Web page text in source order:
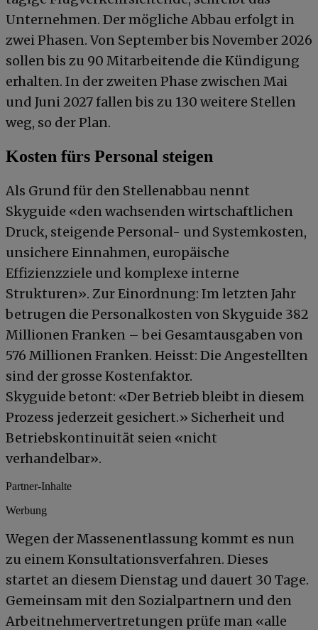
Unternehmen. Der mögliche Abbau erfolgt in
zwei Phasen. Von September bis November 2026
sollen bis zu 90 Mitarbeitende die Kündigung
erhalten. In der zweiten Phase zwischen Mai
und Juni 2027 fallen bis zu 130 weitere Stellen
weg, so der Plan.
Kosten fürs Personal steigen
Als Grund für den Stellenabbau nennt
Skyguide «den wachsenden wirtschaftlichen
Druck, steigende Personal- und Systemkosten,
unsichere Einnahmen, europäische
Effizienzziele und komplexe interne
Strukturen». Zur Einordnung: Im letzten Jahr
betrugen die Personalkosten von Skyguide 382
Millionen Franken – bei Gesamtausgaben von
576 Millionen Franken. Heisst: Die Angestellten
sind der grosse Kostenfaktor.
Skyguide betont: «Der Betrieb bleibt in diesem
Prozess jederzeit gesichert.» Sicherheit und
Betriebskontinuität seien «nicht
verhandelbar».
Partner-Inhalte
Werbung
Wegen der Massenentlassung kommt es nun
zu einem Konsultationsverfahren. Dieses
startet an diesem Dienstag und dauert 30 Tage.
Gemeinsam mit den Sozialpartnern und den
Arbeitnehmervertretungen prüfe man «alle